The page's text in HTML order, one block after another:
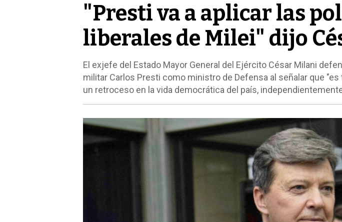
"Presti va a aplicar las
liberales de Milei" dijo
El exjefe del Estado Mayor General del Ejército César Milani
militar Carlos Presti como ministro de Defensa al señalar que
un retroceso en la vida democrática del país,